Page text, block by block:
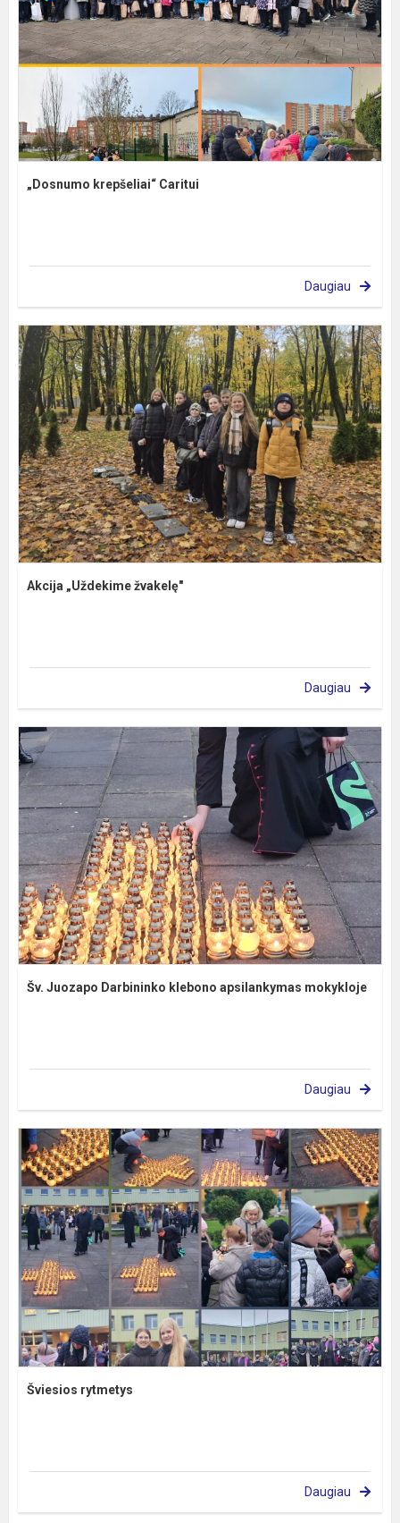
„Dosnumo krepšeliai“ Caritui
Daugiau
Akcija „Uždekime žvakelę"
Daugiau
Šv. Juozapo Darbininko klebono apsilankymas mokykloje
Daugiau
Šviesios rytmetys
Daugiau